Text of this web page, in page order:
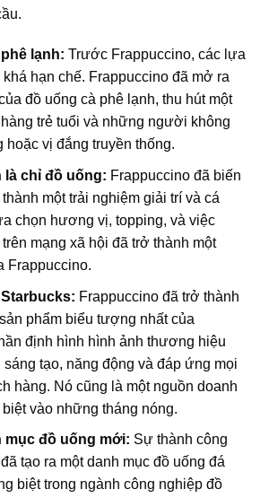
lạnh: Trước Frappuccino, các lựa
hạn chế. Frappuccino đã mở ra
đồ uống cà phê lạnh, thu hút một
trẻ tuổi và những người không
hoặc vị đắng truyền thống.
là chỉ đồ uống: Frappuccino đã biến
một trải nghiệm giải trí và cá
chọn hương vị, topping, và việc
mạng xã hội đã trở thành một
Frappuccino.
Frappuccino đã trở thành
phẩm biểu tượng nhất của
định hình hình ảnh thương hiệu
tạo, năng động và đáp ứng mọi
hàng. Nó cũng là một nguồn doanh
vào những tháng nóng.
mục đồ uống mới: Sự thành công
tạo ra một danh mục đồ uống đá
biệt trong ngành công nghiệp đồ